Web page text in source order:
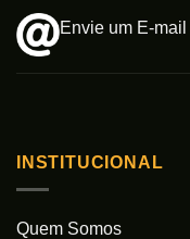
Envie um E-mail
INSTITUCIONAL
Quem Somos